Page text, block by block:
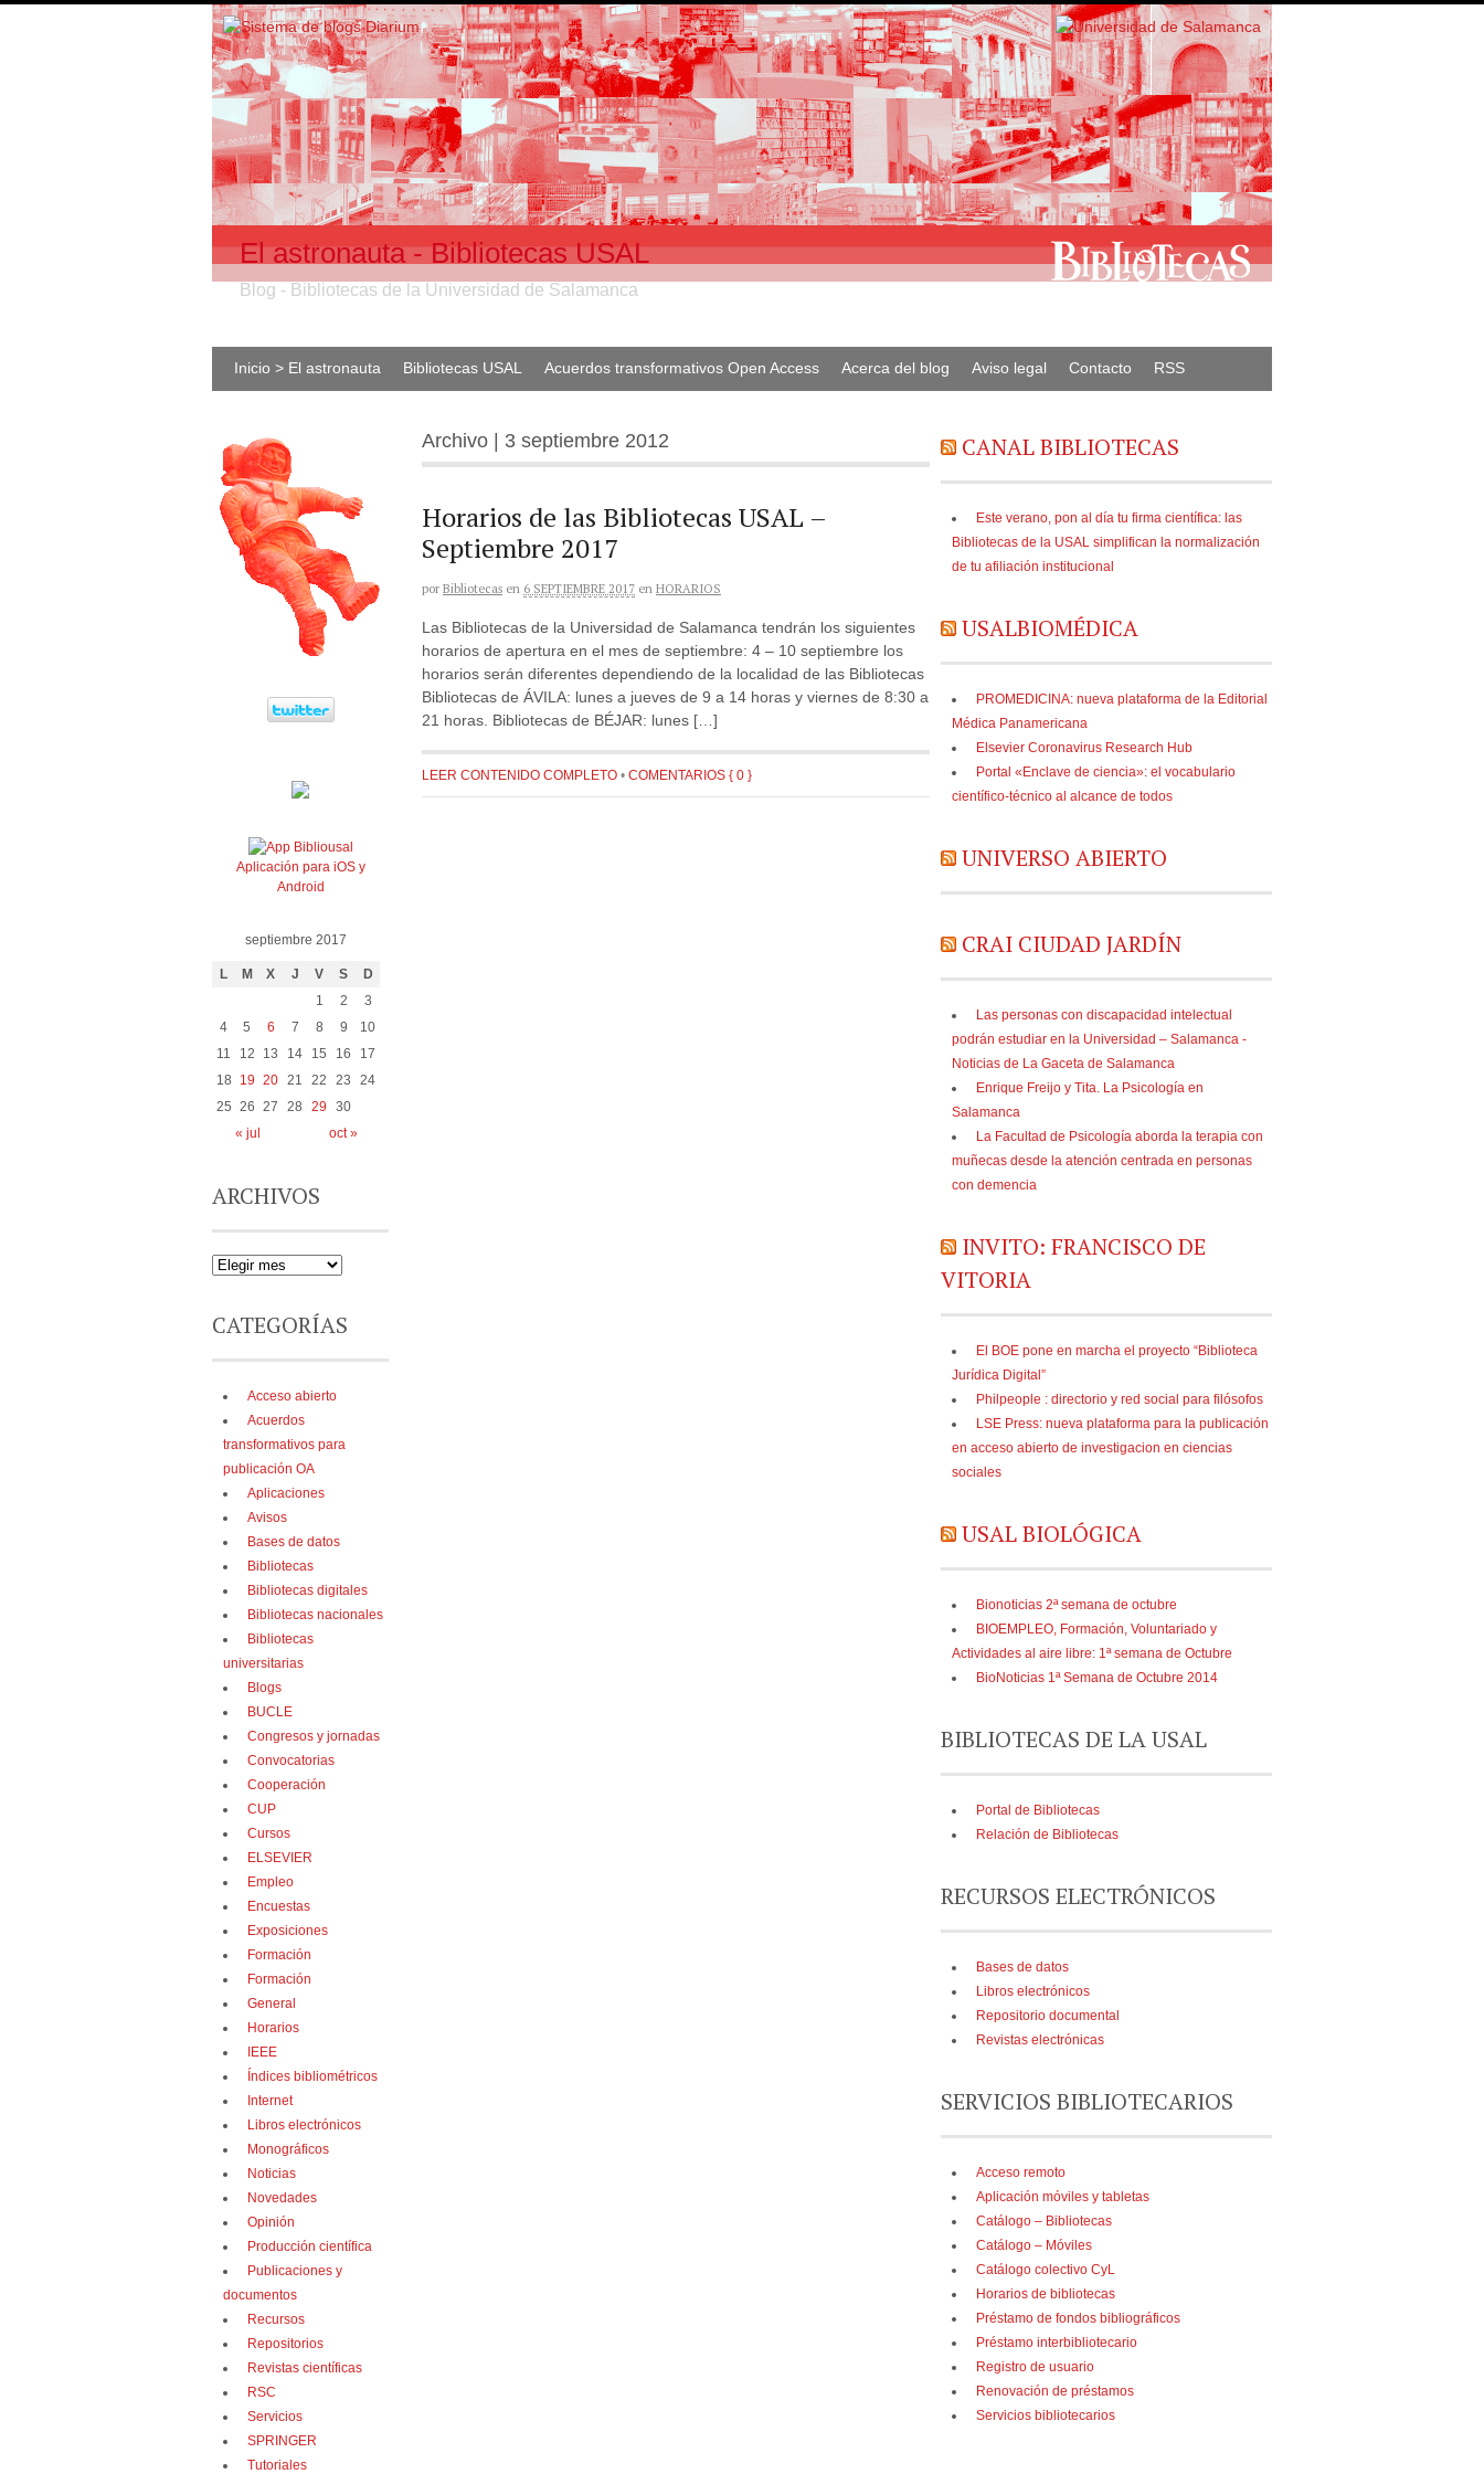
El astronauta - Bibliotecas USAL
Blog - Bibliotecas de la Universidad de Salamanca
Inicio > El astronauta Bibliotecas USAL Acuerdos transformativos Open Access Acerca del blog Aviso legal Contacto RSS
Archivo | 3 septiembre 2012
Horarios de las Bibliotecas USAL –
Septiembre 2017
por Bibliotecas en 6 SEPTIEMBRE 2017 en HORARIOS
Las Bibliotecas de la Universidad de Salamanca tendrán los siguientes
horarios de apertura en el mes de septiembre: 4 – 10 septiembre los
horarios serán diferentes dependiendo de la localidad de las Bibliotecas
Bibliotecas de ÁVILA: lunes a jueves de 9 a 14 horas y viernes de 8:30 a
21 horas. Bibliotecas de BÉJAR: lunes […]
LEER CONTENIDO COMPLETO • COMENTARIOS { 0 }
CANAL BIBLIOTECAS
Este verano, pon al día tu firma científica: las
Bibliotecas de la USAL simplifican la normalización
de tu afiliación institucional
USALBIOMÉDICA
PROMEDICINA: nueva plataforma de la Editorial
Médica Panamericana
Elsevier Coronavirus Research Hub
Portal «Enclave de ciencia»: el vocabulario
científico-técnico al alcance de todos
UNIVERSO ABIERTO
CRAI CIUDAD JARDÍN
Las personas con discapacidad intelectual
podrán estudiar en la Universidad – Salamanca -
Noticias de La Gaceta de Salamanca
Enrique Freijo y Tita. La Psicología en
Salamanca
La Facultad de Psicología aborda la terapia con
muñecas desde la atención centrada en personas
con demencia
INVITO: FRANCISCO DE
VITORIA
El BOE pone en marcha el proyecto “Biblioteca
Jurídica Digital”
Philpeople : directorio y red social para filósofos
LSE Press: nueva plataforma para la publicación
en acceso abierto de investigacion en ciencias
sociales
USAL BIOLÓGICA
Bionoticias 2ª semana de octubre
BIOEMPLEO, Formación, Voluntariado y
Actividades al aire libre: 1ª semana de Octubre
BioNoticias 1ª Semana de Octubre 2014
BIBLIOTECAS DE LA USAL
Portal de Bibliotecas
Relación de Bibliotecas
RECURSOS ELECTRÓNICOS
Bases de datos
Libros electrónicos
Repositorio documental
Revistas electrónicas
SERVICIOS BIBLIOTECARIOS
Acceso remoto
Aplicación móviles y tabletas
Catálogo – Bibliotecas
Catálogo – Móviles
Catálogo colectivo CyL
Horarios de bibliotecas
Préstamo de fondos bibliográficos
Préstamo interbibliotecario
Registro de usuario
Renovación de préstamos
Servicios bibliotecarios
Aplicación para iOS y
Android
septiembre 2017
L M X J V S D
« jul oct »
1 2
3
4
5 6 7 8 9
10
11
12 13 14 15 16
17
18
19 20 21 22 23
24
25 26 27 28 29 30
ARCHIVOS
CATEGORÍAS
Acceso abierto
Acuerdos
transformativos para
publicación OA
Aplicaciones
Avisos
Bases de datos
Bibliotecas
Bibliotecas digitales
Bibliotecas nacionales
Bibliotecas
universitarias
Blogs
BUCLE
Congresos y jornadas
Convocatorias
Cooperación
CUP
Cursos
ELSEVIER
Empleo
Encuestas
Exposiciones
Formación
Formación
General
Horarios
IEEE
Índices bibliométricos
Internet
Libros electrónicos
Monográficos
Noticias
Novedades
Opinión
Producción científica
Publicaciones y
documentos
Recursos
Repositorios
Revistas científicas
RSC
Servicios
SPRINGER
Tutoriales